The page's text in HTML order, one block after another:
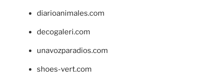
diarioanimales.com
decogaleri.com
unavozparadios.com
shoes-vert.com